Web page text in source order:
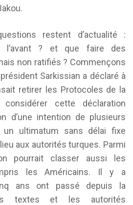
restent d’actualité :
l’avant ? et que faire des
non ratifiés ? Commençons
Sarkissian a déclaré à
retirer les Protocoles de la
cette déclaration
d’une intention de plusieurs
ultimatum sans délai fixe
aux autorités turques. Parmi
pourrait classer aussi les
les Américains. Il y a
ans ont passé depuis la
textes et les autorités